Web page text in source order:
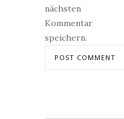
nächsten
Kommentar
speichern.